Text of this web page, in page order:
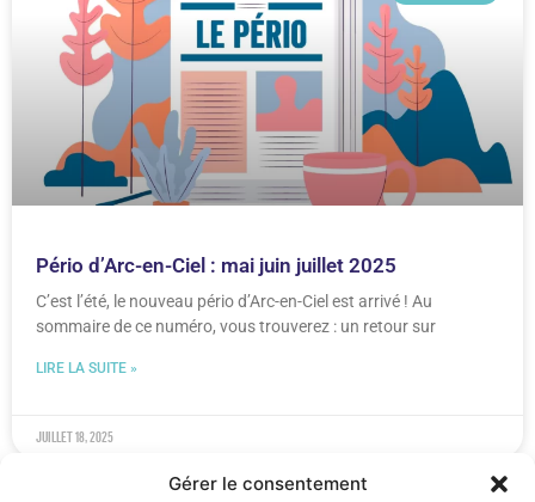
Gérer le consentement
Pério d’Arc-en-Ciel : mai juin juillet 2025
C’est l’été, le nouveau pério d’Arc-en-Ciel est arrivé ! Au
sommaire de ce numéro, vous trouverez : un retour sur
LIRE LA SUITE »
juillet 18, 2025